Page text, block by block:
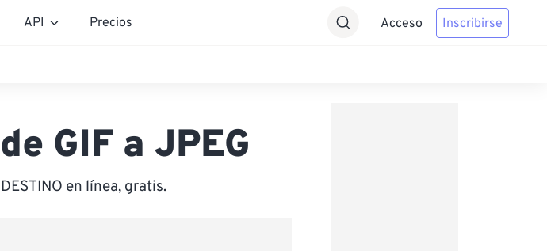
API Precios Acceso Inscribirse
GIF a JPEG
en línea, gratis.